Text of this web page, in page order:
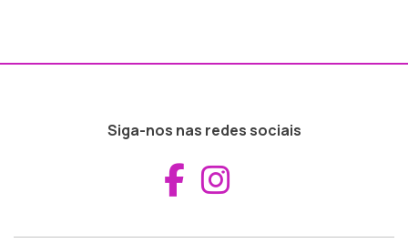
Siga-nos nas redes sociais
Aceder ao